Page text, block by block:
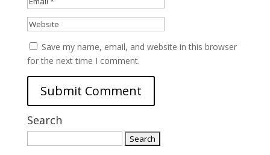
Save my name, email, and website in this browser
for the next time I comment.
Search